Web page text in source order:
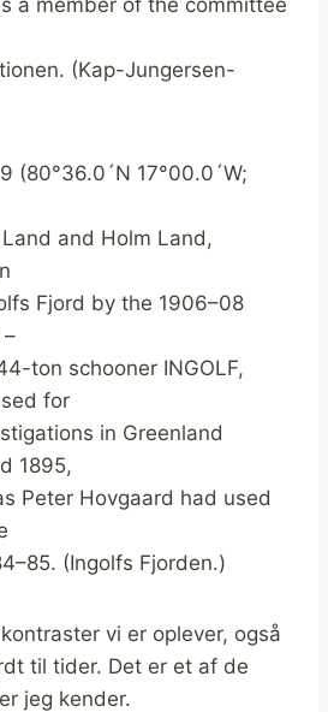
(Kap-Jungersen-
(80°36.0´N 17°00.0´W;
and Holm Land,
Fjord by the 1906–08
ton schooner INGOLF,
for
in Greenland
1895,
Peter Hovgaard had used
(Ingolfs Fjorden.)
vi er oplever, også
til tider. Det er et af de
jeg kender.